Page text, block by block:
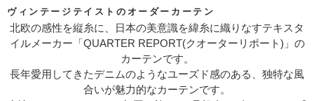
ヴィンテージテイストのオーダーカーテン
北欧の感性を縦糸に、日本の美意識を緯糸に織りなすテキスタ
イルメーカー「QUARTER REPORT(クオーターリポート)」の
カーテンです。
長年愛用してきたデニムのようなユーズド感のある、独特な風
合いが魅力的なカーテンです。